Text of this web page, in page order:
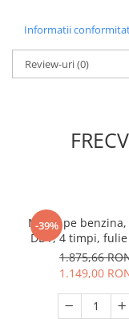
Informatii
Review-uri(0)
-39%
Motor pe benzina,
DDT, 4 timpi,
(inclusa), 7.3 kw,
25mm
1.875,66
1.149,00